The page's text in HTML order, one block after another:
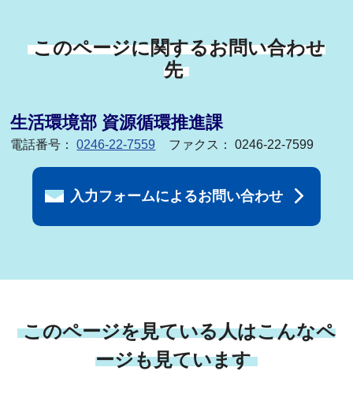
このページに関するお問い合わせ
先
生活環境部 資源循環推進課
電話番号：0246-22-7559 ファクス： 0246-22-7599
入力フォームによるお問い合わせ
このページを見ている人はこんなペ
ージも見ています